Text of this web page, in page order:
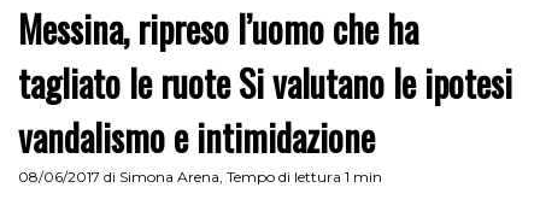
Messina, ripreso l’uomo che ha
tagliato le ruote Si valutano le ipotesi
vandalismo e intimidazione
08/06/2017 di Simona Arena, Tempo di lettura 1 min